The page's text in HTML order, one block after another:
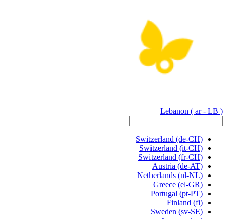
Lebanon ( ar - LB )
Switzerland (de-CH)
Switzerland (it-CH)
Switzerland (fr-CH)
Austria (de-AT)
Netherlands (nl-NL)
Greece (el-GR)
Portugal (pt-PT)
Finland (fi)
Sweden (sv-SE)